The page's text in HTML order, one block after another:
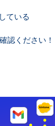
ている
認ください！